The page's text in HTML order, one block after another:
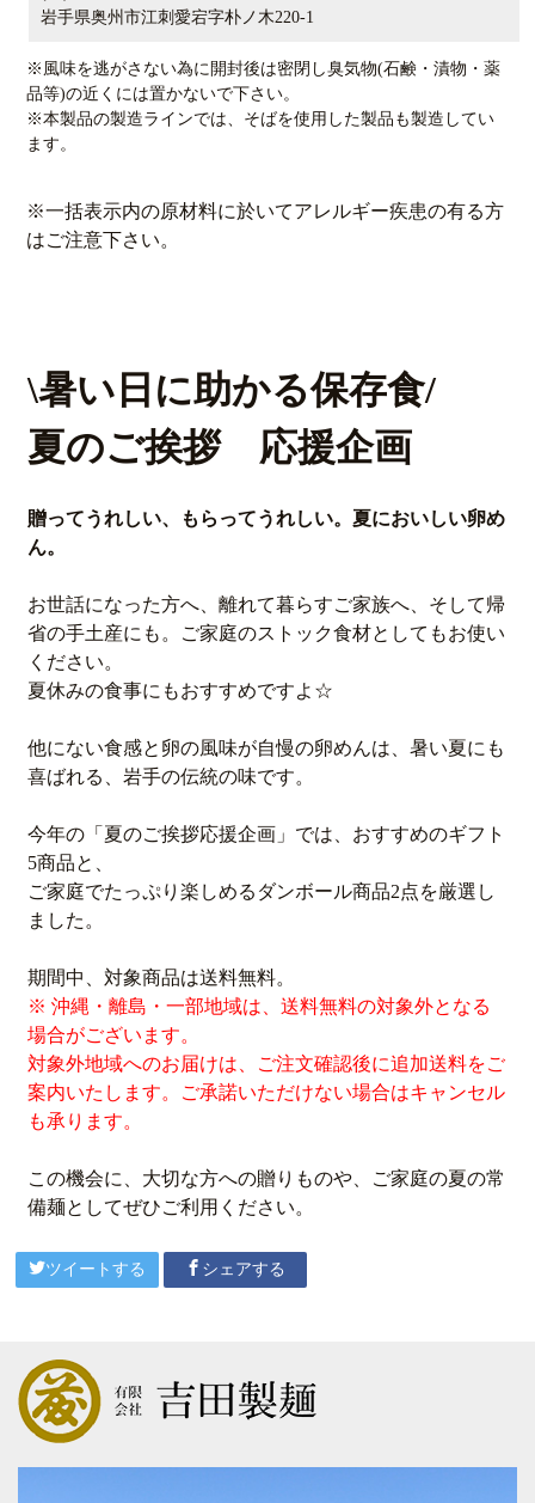
岩手県奥州市江刺愛宕字朴ノ木220-1
※風味を逃がさない為に開封後は密閉し臭気物(石鹸・漬物・薬
品等)の近くには置かないで下さい。
※本製品の製造ラインでは、そばを使用した製品も製造してい
ます。
※一括表示内の原材料に於いてアレルギー疾患の有る方
はご注意下さい。
\暑い日に助かる保存食/
夏のご挨拶 応援企画
贈ってうれしい、もらってうれしい。夏においしい卵め
ん。
お世話になった方へ、離れて暮らすご家族へ、そして帰
省の手土産にも。ご家庭のストック食材としてもお使い
ください。
夏休みの食事にもおすすめですよ☆
他にない食感と卵の風味が自慢の卵めんは、暑い夏にも
喜ばれる、岩手の伝統の味です。
今年の「夏のご挨拶応援企画」では、おすすめのギフト
5商品と、
ご家庭でたっぷり楽しめるダンボール商品2点を厳選し
ました。
期間中、対象商品は送料無料。
※ 沖縄・離島・一部地域は、送料無料の対象外となる
場合がございます。
対象外地域へのお届けは、ご注文確認後に追加送料をご
案内いたします。ご承諾いただけない場合はキャンセル
も承ります。
この機会に、大切な方への贈りものや、ご家庭の夏の常
備麺としてぜひご利用ください。
ツイートする シェアする